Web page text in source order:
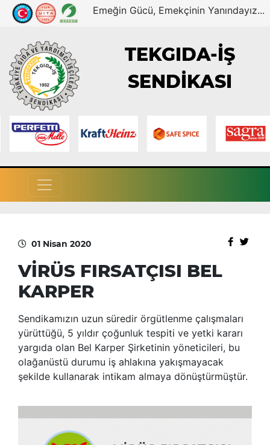
Emeğin Gücü, Emekçinin Yanındayız...
TEKGIDA-İŞ
SENDİKASI
01 Nisan 2020
VİRÜS FIRSATÇISI BEL
KARPER
Sendikamızın uzun süredir örgütlenme çalışmaları
yürüttüğü, 5 yıldır çoğunluk tespiti ve yetki kararı
yargıda olan Bel Karper Şirketinin yöneticileri, bu
olağanüstü durumu iş ahlakına yakışmayacak
şekilde kullanarak intikam almaya dönüştürmüştür.